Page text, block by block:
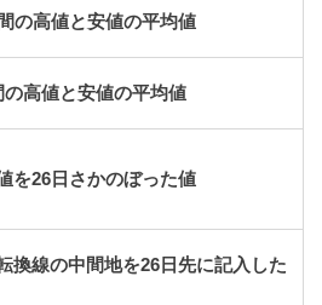
の高値と安値の平均値
の高値と安値の平均値
を26日さかのぼった値
換線の中間地を26日先に記入した